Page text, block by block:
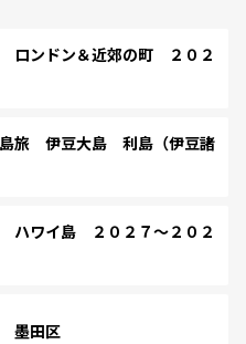
ンドン＆近郊の町 ２０２
旅 伊豆大島 利島（伊豆諸
ワイ島 ２０２７～２０２
墨田区